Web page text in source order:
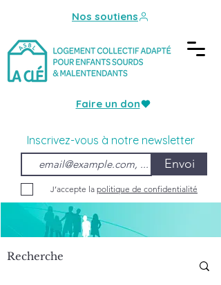
Faire un don
Inscrivez-vous à notre newsletter
Envoi
J’accepte la politique de confidentialité
Nos soutiens